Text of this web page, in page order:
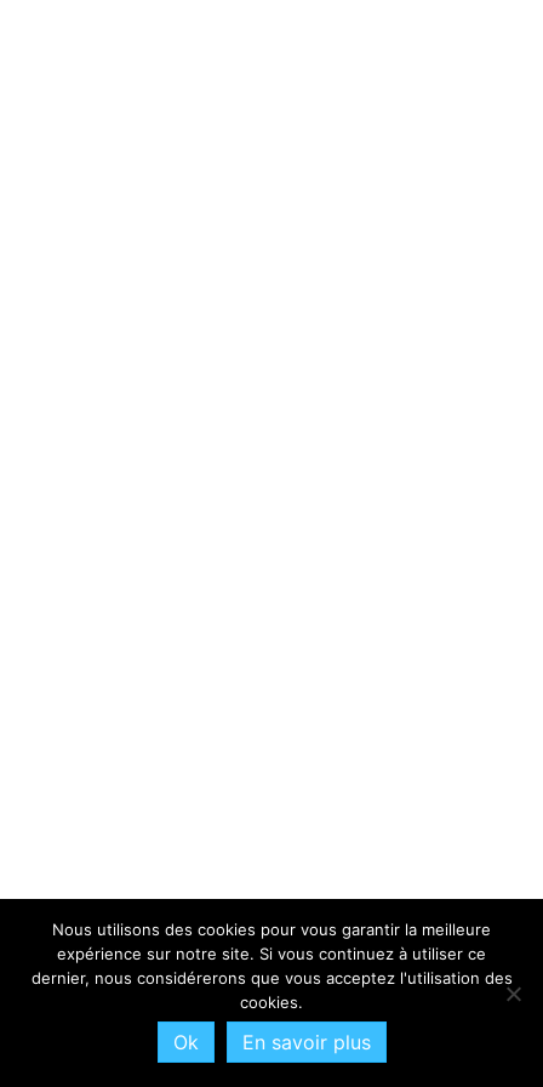
Nous utilisons des cookies pour vous garantir la meilleure
expérience sur notre site. Si vous continuez à utiliser ce
dernier, nous considérerons que vous acceptez l'utilisation des
cookies.
Ok En savoir plus